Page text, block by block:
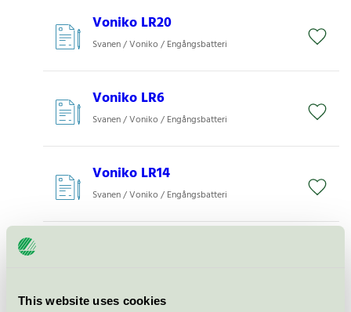
This website uses cookies
Voniko LR20
Svanen / Voniko / Engångsbatteri
Voniko LR6
Svanen / Voniko / Engångsbatteri
Voniko LR14
Svanen / Voniko / Engångsbatteri